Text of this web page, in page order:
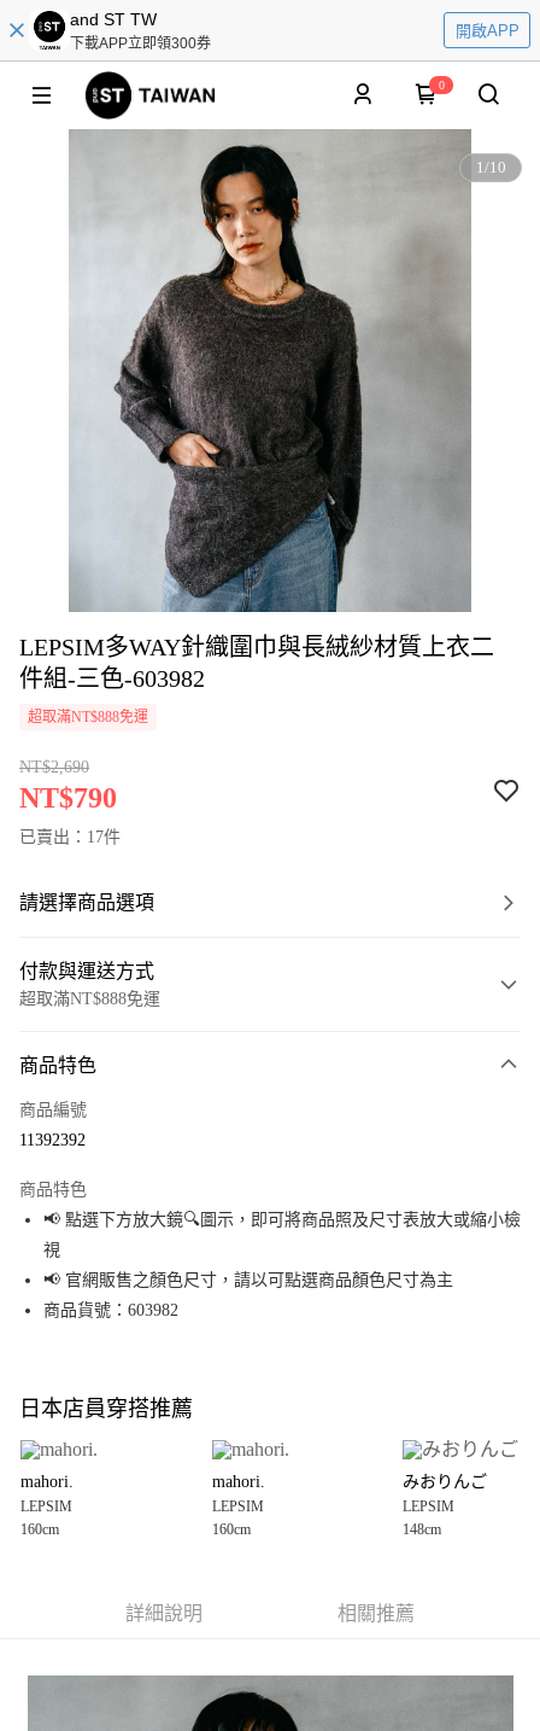
and ST TW
下載APP立即領300券
開啟APP
0
1/10
LEPSIM多WAY針織圍巾與長絨紗材質上衣二
件組-三色-603982
超取滿NT$888免運
NT$2,690
NT$790
已賣出：17件
請選擇商品選項
付款與運送方式
超取滿NT$888免運
信用卡一次付款
Apple Pay
街口支付
悠遊付
全盈+PAY
大哥付你分期
1.本服務由台灣大哥大提供，台灣大哥大用戶可立即使用無須另外申請。
2.付款方式選擇「大哥付你分期」，訂單成立後會自動跳轉到大哥付的交易
3.實際核准額度、可分期數及費用金額請依後續交易確認頁面所載為準。
4.訂單成立30分鐘內，如未前往確認交易或遇審核未通過，訂單將自動取
1.分期款項不併入電信帳單，「大哥付你分期」於每月結算日後寄送繳費提
AFTEE先享後付
３．安心：先確認商品／服務後，再付款。
【「AFTEE先享後付」結帳流程】
每筆NT$80，滿NT$888(含以上)免運費
商品特色
商品編號
11392392
商品特色
📢 點選下方放大鏡🔍圖示，即可將商品照及尺寸表放大或縮小檢
視
📢 官網販售之顏色尺寸，請以可點選商品顏色尺寸為主
商品貨號：603982
日本店員穿搭推薦
mahori.
LEPSIM
160cm
mahori.
LEPSIM
160cm
みおりんご
LEPSIM
148cm
詳細說明 相關推薦